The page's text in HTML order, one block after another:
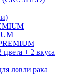
+ 2 вкуса
ловли рака